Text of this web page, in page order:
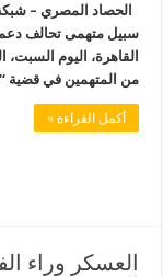
الحصاد المصري – شبكة
القاهرة، اليوم السبت،
من المتهمين في قضية “تحالف
أكمل القراءة »